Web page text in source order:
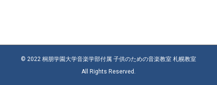
© 2022 桐朋学園大学音楽学部付属 子供のための音楽教室 札幌教室
All Rights Reserved.